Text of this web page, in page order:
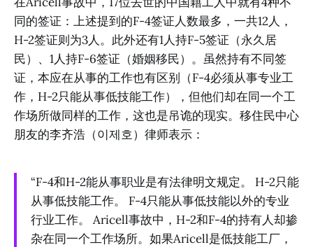
同的签证：上述提到的F-4签证人数最多，一共12人，
H-2签证则为3人。此外还有1人持F-5签证（永久居
民）、1人持F-6签证（婚姻移民）。虽然持有不同签
证，本应在从事的工作也有区别（F-4必须从事专业工
作，H-2只能从事低技能工作），但他们却在同一个工
作场所做同样的工作，这也是吊诡的现实。移住民中心
朋友的李齐浩（이제호）律师表示：
“F-4和H-2能从事职业是有法律明文规定。 H-2只能
从事低技能工作。 F-4只能从事低技能以外的专业
行业工作。 Aricell事故中，H-2和F-4的持有人却掺
杂在同一个工作场所。如果Aricell是低技能工厂，